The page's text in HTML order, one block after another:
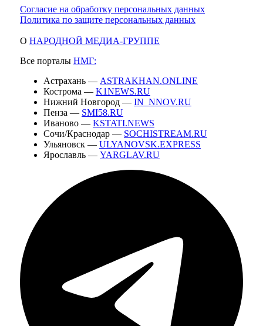
Согласие на обработку персональных данных
Политика по защите персональных данных
О НАРОДНОЙ МЕДИА-ГРУППЕ
Все порталы НМГ:
Астрахань — ASTRAKHAN.ONLINE
Кострома — K1NEWS.RU
Нижний Новгород — IN_NNOV.RU
Пенза — SMI58.RU
Иваново — KSTATI.NEWS
Сочи/Краснодар — SOCHISTREAM.RU
Ульяновск — ULYANOVSK.EXPRESS
Ярославль — YARGLAV.RU